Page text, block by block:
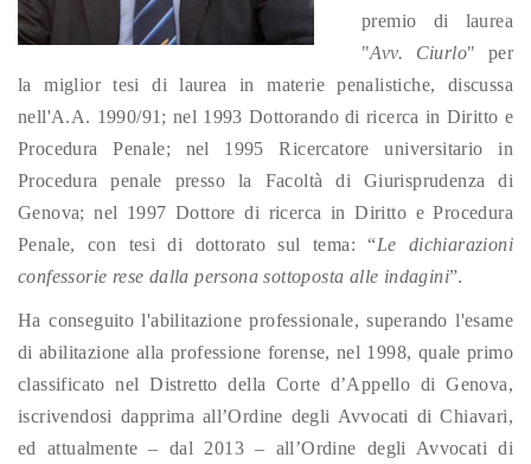
premio di laurea
"Avv. Ciurlo" per
la miglior tesi di laurea in materie penalistiche, discussa
nell'A.A. 1990/91; nel 1993 Dottorando di ricerca in Diritto e
Procedura Penale; nel 1995 Ricercatore universitario in
Procedura penale presso la Facoltà di Giurisprudenza di
Genova; nel 1997 Dottore di ricerca in Diritto e Procedura
Penale, con tesi di dottorato sul tema: “Le dichiarazioni
confessorie rese dalla persona sottoposta alle indagini”.
Ha conseguito l'abilitazione professionale, superando l'esame
di abilitazione alla professione forense, nel 1998, quale primo
classificato nel Distretto della Corte d’Appello di Genova,
iscrivendosi dapprima all’Ordine degli Avvocati di Chiavari,
ed attualmente – dal 2013 – all’Ordine degli Avvocati di